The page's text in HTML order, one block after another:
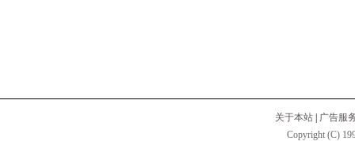
关于本站
广告服
Copyright (C)